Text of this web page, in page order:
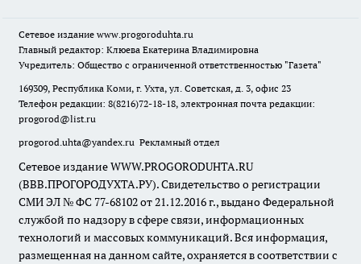
Сетевое издание www.progoroduhta.ru
Главный редактор: Клюева Екатерина Владимировна
Учредитель: Общество с ограниченной ответственностью "Газета"
169309, Республика Коми, г. Ухта, ул. Советская, д. 3, офис 23
Телефон редакции: 8(8216)72-18-18, электронная почта редакции:
progorod@list.ru
progorod.uhta@yandex.ru Рекламный отдел
Сетевое издание WWW.PROGORODUHTA.RU
(ВВВ.ПРОГОРОДУХТА.РУ). Свидетельство о регистрации
СМИ ЭЛ № ФС 77-68102 от 21.12.2016 г., выдано Федеральной
службой по надзору в сфере связи, информационных
технологий и массовых коммуникаций. Вся информация,
размещенная на данном сайте, охраняется в соответствии с